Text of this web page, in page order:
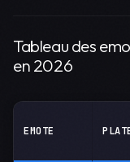
Tableau des
en 2026
EMOTE